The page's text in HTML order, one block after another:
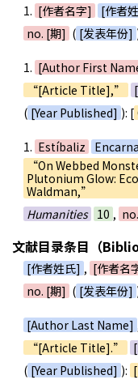
1. [作者名字] [作者
no. [期] ( [发表年份]
1. [Author First
“[Article Title],”
[
( [Year Published] ): [
1. Estíbaliz
“On Webbed
Plutonium Glow:
Waldman,”
Humanities 10 ,
文献目录条目（
[作者姓氏] , [作者名
no. [期] ( [发表年份]
[Author Last Name]
“[Article Title].”
[
( [Year Published] ):